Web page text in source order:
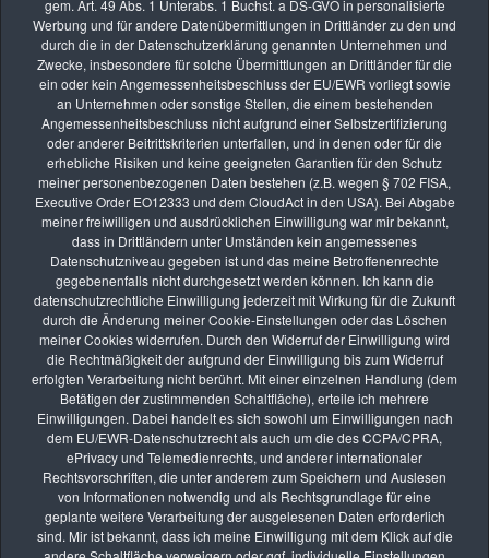
gem. Art. 49 Abs. 1 Unterabs. 1 Buchst. a DS-GVO in personalisierte
Werbung und für andere Datenübermittlungen in Drittländer zu den und
durch die in der Datenschutzerklärung genannten Unternehmen und
Zwecke, insbesondere für solche Übermittlungen an Drittländer für die
ein oder kein Angemessenheitsbeschluss der EU/EWR vorliegt sowie
an Unternehmen oder sonstige Stellen, die einem bestehenden
Angemessenheitsbeschluss nicht aufgrund einer Selbstzertifizierung
oder anderer Beitrittskriterien unterfallen, und in denen oder für die
erhebliche Risiken und keine geeigneten Garantien für den Schutz
meiner personenbezogenen Daten bestehen (z.B. wegen § 702 FISA,
Executive Order EO12333 und dem CloudAct in den USA). Bei Abgabe
meiner freiwilligen und ausdrücklichen Einwilligung war mir bekannt,
dass in Drittländern unter Umständen kein angemessenes
Datenschutzniveau gegeben ist und das meine Betroffenenrechte
gegebenenfalls nicht durchgesetzt werden können. Ich kann die
datenschutzrechtliche Einwilligung jederzeit mit Wirkung für die Zukunft
durch die Änderung meiner Cookie-Einstellungen oder das Löschen
meiner Cookies widerrufen. Durch den Widerruf der Einwilligung wird
die Rechtmäßigkeit der aufgrund der Einwilligung bis zum Widerruf
erfolgten Verarbeitung nicht berührt. Mit einer einzelnen Handlung (dem
Betätigen der zustimmenden Schaltfläche), erteile ich mehrere
Einwilligungen. Dabei handelt es sich sowohl um Einwilligungen nach
dem EU/EWR-Datenschutzrecht als auch um die des CCPA/CPRA,
ePrivacy und Telemedienrechts, und anderer internationaler
Rechtsvorschriften, die unter anderem zum Speichern und Auslesen
von Informationen notwendig und als Rechtsgrundlage für eine
geplante weitere Verarbeitung der ausgelesenen Daten erforderlich
sind. Mir ist bekannt, dass ich meine Einwilligung mit dem Klick auf die
Lightroom Classic Version 14.2 veröffentlicht
Adobe erhöht die Preise und strukturiert Abos zum 15.01.2025 um
Einlösen eines Adobe Gutscheins nach dem Kauf bei Amazon
Skylum Luminar Neo 1.15 veröffentlicht - Neu: Generatives Löschen
Adobe Lightroom Classic 13 veröffentlicht
Adobe Lightroom Classic Update 12.2.1
Erweiterungen für Luminar Neo - Early Bird Aktion nur bis 30. August
Luminar AI veröffentlicht
Adobe veröffentlicht Lightroom Classic V10 Update
Skylum kündigt Luminar AI an
Skylum veröffentlicht neues Luminar-Update 4.3
DxO veröffentlicht NIK Collection 3
YouTube Video: Installation und Verwendung der NIK Collection mit
Luminar
Adobe Lightroom Classic Update 9.2
Skylum kündigt Luminar 4 an
Luminar Flex – Pluginversion für Luminar
Photolemur 3: Bildbearbeitung mit einem Klick
Zwei Annahmen beim fotoforum Wettbewerb 2/2019
Neuer Kalender 2019 "Wasserfälle"
Seite 3 von 21
1 2 3 4 5 6 7 8 9 10